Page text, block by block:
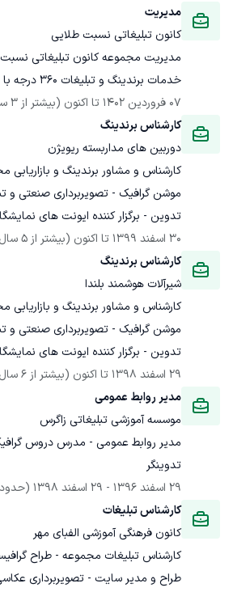
مدیریت
کانون تبلیغاتی نسبت طلایی
مدیریت مجموعه کانون تبلیغاتی نسبت
خدمات برندینگ و تبلیغات 360 درجه با تیم حرفه ای و با سابقه
07 فروردین 1402
تا اکنون (بیشتر از 3 سال)
کارشناس برندینگ
دوربین های مداربسته ریویژن
کارشناس و مشاور برندینگ و بازاریابی
موشن گرافیک - تصویربرداری صنعتی و
تدوین - برگزار کننده ایونت های
30 اسفند 1399
تا اکنون (بیشتر از 5 سال)
کارشناس برندینگ
شیرآلات هوشمند بلندا
کارشناس و مشاور برندینگ و بازاریابی
موشن گرافیک - تصویربرداری صنعتی و
تدوین - برگزار کننده ایونت های
29 اسفند 1398
تا اکنون (بیشتر از 6 سال)
مدیر روابط عمومی
موسسه آموزشی تبلیغاتی زاگرس
مدیر روابط عمومی - مدرس دروس
تدوینگر
29 اسفند 1396
- 29 اسفند 1398
(حدود 2 سال)
کارشناس تبلیغات
کانون فرهنگی آموزشی الفبای مهر
کارشناس تبلیغات مجموعه - طراح
طراح و مدیر سایت - تصویربرداری